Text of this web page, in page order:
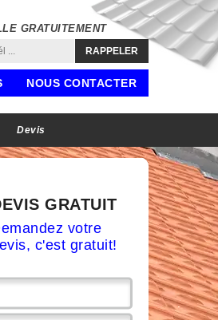
GRATUITEMENT
NOUS CONTACTER
Devis
GRATUIT
votre
c'est gratuit!